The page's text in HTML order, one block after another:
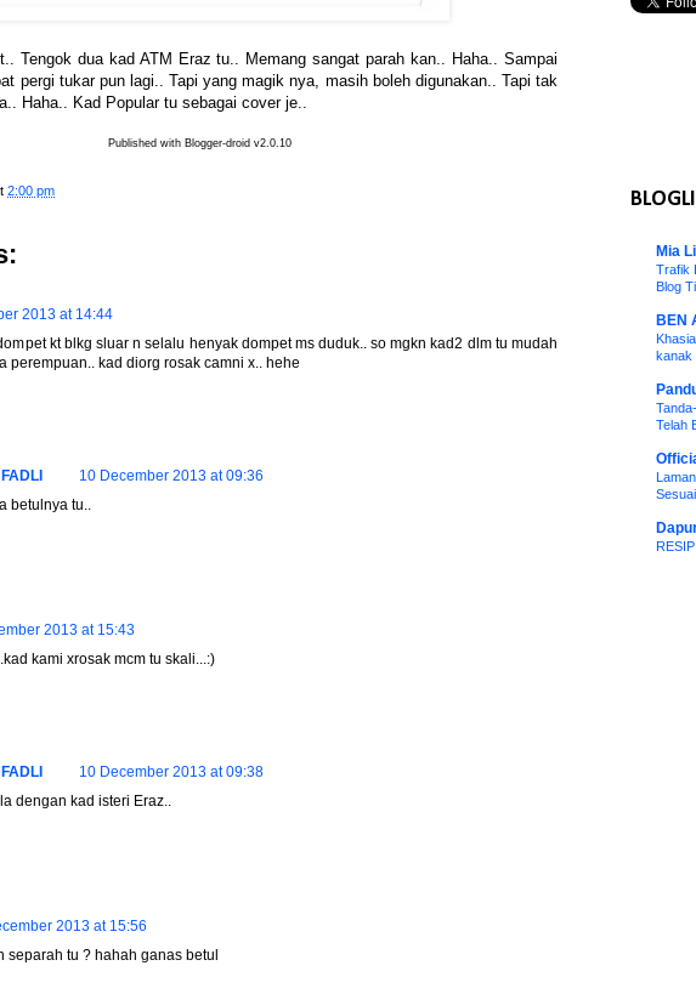
Tengok dua kad ATM Eraz tu.. Memang sangat parah kan.. Haha.. Sampai
pergi tukar pun lagi.. Tapi yang magik nya, masih boleh digunakan.. Tapi tak
Haha.. Kad Popular tu sebagai cover je..
Published with Blogger-droid v2.0.10
2:00 pm
2013 at 14:44
kt blkg sluar n selalu henyak dompet ms duduk.. so mgkn kad2 dlm tu mudah
perempuan.. kad diorg rosak camni x.. hehe
10 December 2013 at 09:36
betulnya tu..
2013 at 15:43
kami xrosak mcm tu skali...:)
10 December 2013 at 09:38
dengan kad isteri Eraz..
2013 at 15:56
separah tu ? hahah ganas betul
Mia
Trafik
Blog
BEN
kanak
Telah